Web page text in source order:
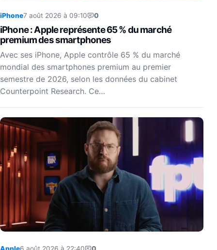
iPhone7 août 2026 à 09:10 0
iPhone : Apple représente 65 % du marché
premium des smartphones
Avec ses iPhone, Apple contrôle 65 % du marché
mondial des smartphones premium au premier
semestre de 2026, selon les données du cabinet
Counterpoint Research. Ce…
Apple6 août 2026 à 22:40 0